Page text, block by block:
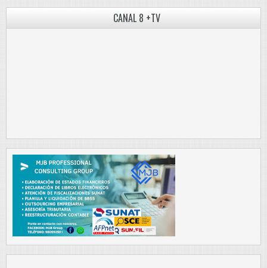
CANAL 8 +TV